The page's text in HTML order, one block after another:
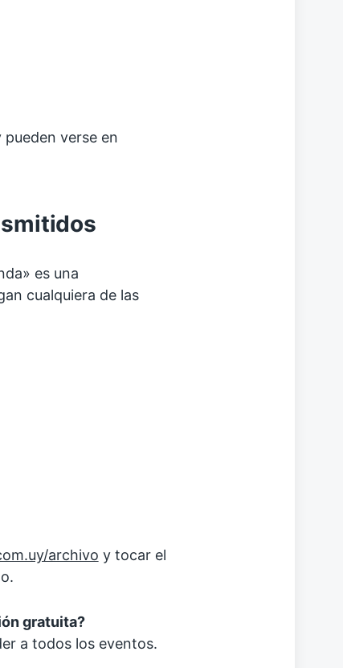
verse en
es una
cualquiera de las
archivo y tocar el
gratuita?
a todos los eventos.